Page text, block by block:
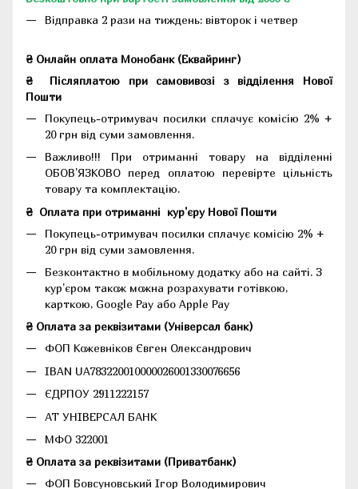
Відправка 2 рази на тиждень: вівторок і четвер
₴ Онлайн оплата Монобанк (Еквайринг)
₴
Післяплатою при самовивозі з відділення Нової
Пошти
Покупець-отримувач посилки сплачує комісію 2% +
20 грн від суми замовлення.
Важливо!!! При отриманні товару на відділенні
ОБОВ'ЯЗКОВО перед оплатою перевірте цільність
товару та комплектацію.
₴ Оплата при отриманні кур'єру Нової Пошти
Покупець-отримувач посилки сплачує комісію 2% +
20 грн від суми замовлення.
Безконтактно в мобільному додатку або на сайті. З
кур'єром також можна розрахувати готівкою,
карткою, Google Pay або Apple Pay
₴ Оплата за реквізитами (Універсал банк)
ФОП Кожевніков Євген Олександрович
IBAN UA783220010000026001330076656
ЄДРПОУ 2911222157
АТ УНІВЕРСАЛ БАНК
МФО 322001
₴ Оплата за реквізитами (Приватбанк)
ФОП Бовсуновський Ігор Володимирович